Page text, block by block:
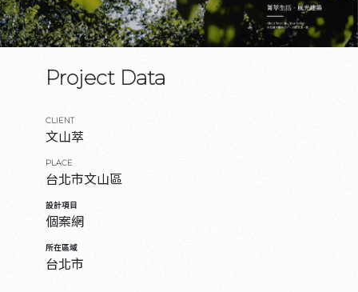
Project Data
CLIENT
文山萃
PLACE
台北市文山區
設計項目
個案網
所在區域
台北市